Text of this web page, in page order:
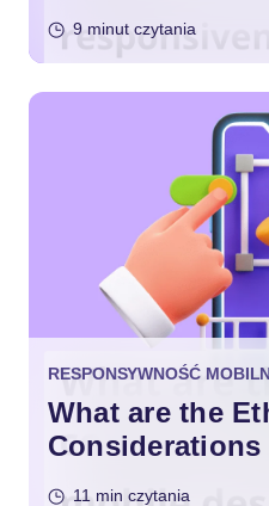
9 minut czytania
RESPONSYWNOŚĆ
What are the
11 min czytania